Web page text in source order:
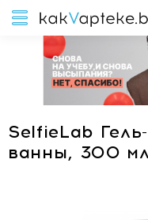
SelfieLab
ванны, 300 мл